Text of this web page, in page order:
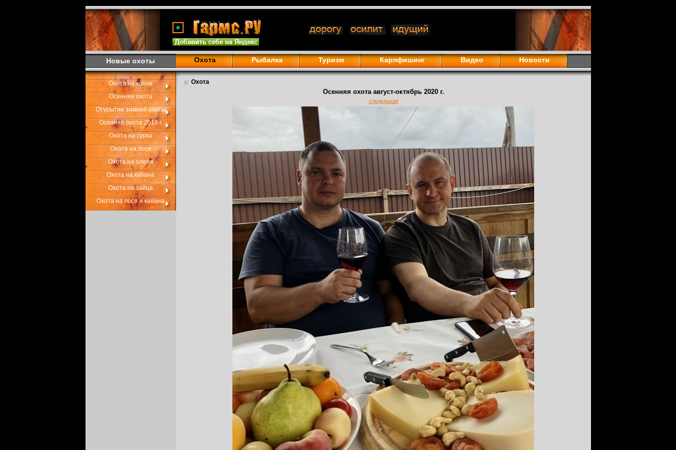
Новые охоты Охота Рыбалка Туризм Карпфишинг Видео Новости
Охота на козла
Осенняя охота
Отурытие зимней охоты
Осенняя охота 2019 г.
Охота на сурка
Охота на лося
Охота на оленя
Охота на кабана
Охота на зайца
Охота на лося и кабана
Охота
Осенняя охота август-октябрь 2020 г.
следующая